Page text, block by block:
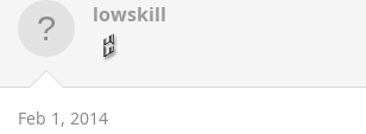
lowskill
Feb 1, 2014